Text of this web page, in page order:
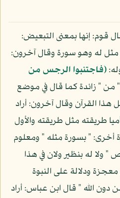
قوم: إنها بمعنى التبعيض:
مثل له وهو سورة وقال آخرون:
(فاجتنبوا الرجس من
" من " زائدة كما قال في موضع
هذا القرآن وقال آخرون: أراد
طريقته مثل طريقته والأول
أخرى: " بسورة مثله " ومعلوم
له بنظير ولان في هذا
ودلالة على النبوة
الله " قال ابن عباس: أراد